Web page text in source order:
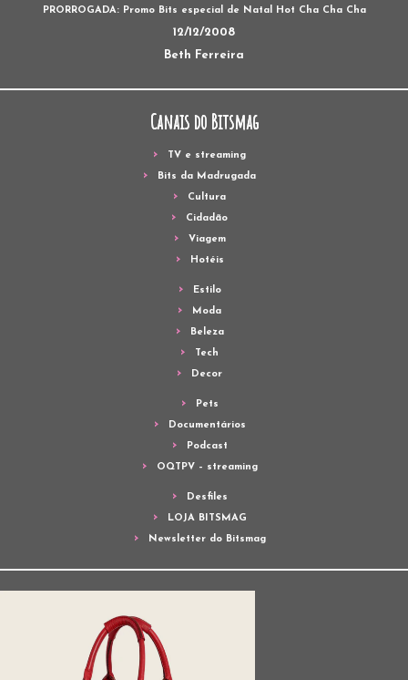
PRORROGADA: Promo Bits especial de Natal Hot Cha Cha Cha
12/12/2008
Beth Ferreira
Canais do Bitsmag
TV e streaming
Bits da Madrugada
Cultura
Cidadão
Viagem
Hotéis
Estilo
Moda
Beleza
Tech
Decor
Pets
Documentários
Podcast
OQTPV – streaming
Desfiles
LOJA BITSMAG
Newsletter do Bitsmag